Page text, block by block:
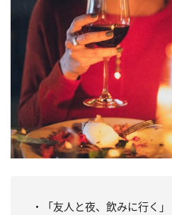
・「友人と夜、飲みに行く